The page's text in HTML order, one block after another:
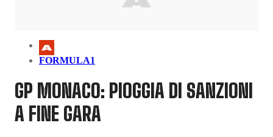
FORMULA1
GP MONACO: PIOGGIA DI SANZIONI
A FINE GARA